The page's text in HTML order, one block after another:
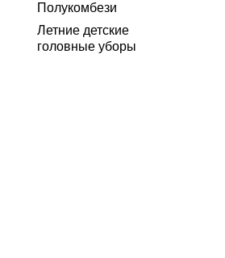
Полукомбези
Летние детские
головные уборы